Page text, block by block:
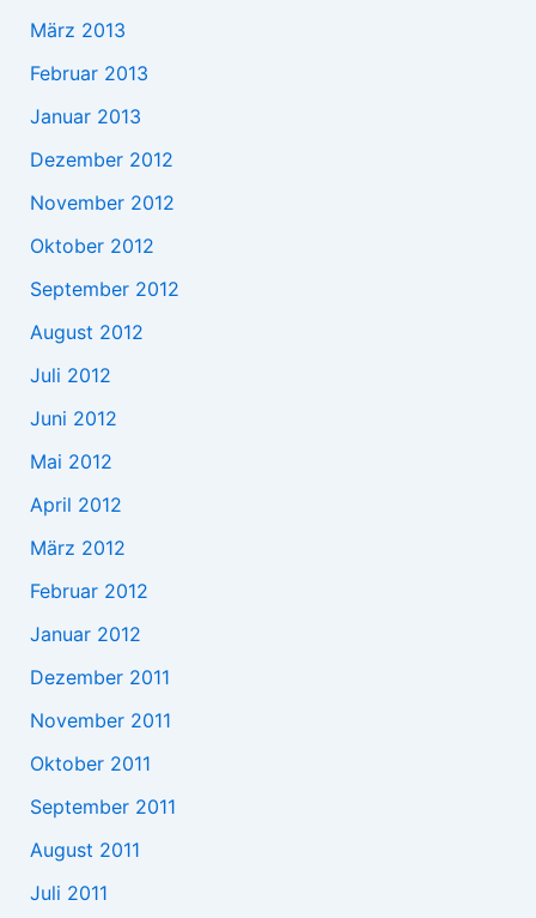
März 2013
Februar 2013
Januar 2013
Dezember 2012
November 2012
Oktober 2012
September 2012
August 2012
Juli 2012
Juni 2012
Mai 2012
April 2012
März 2012
Februar 2012
Januar 2012
Dezember 2011
November 2011
Oktober 2011
September 2011
August 2011
Juli 2011